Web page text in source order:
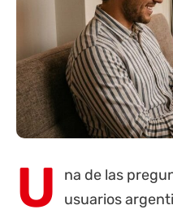
U
na de las
usuarios